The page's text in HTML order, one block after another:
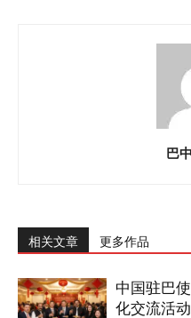
巴
相关文章 更多作品
中国驻巴
化交流活